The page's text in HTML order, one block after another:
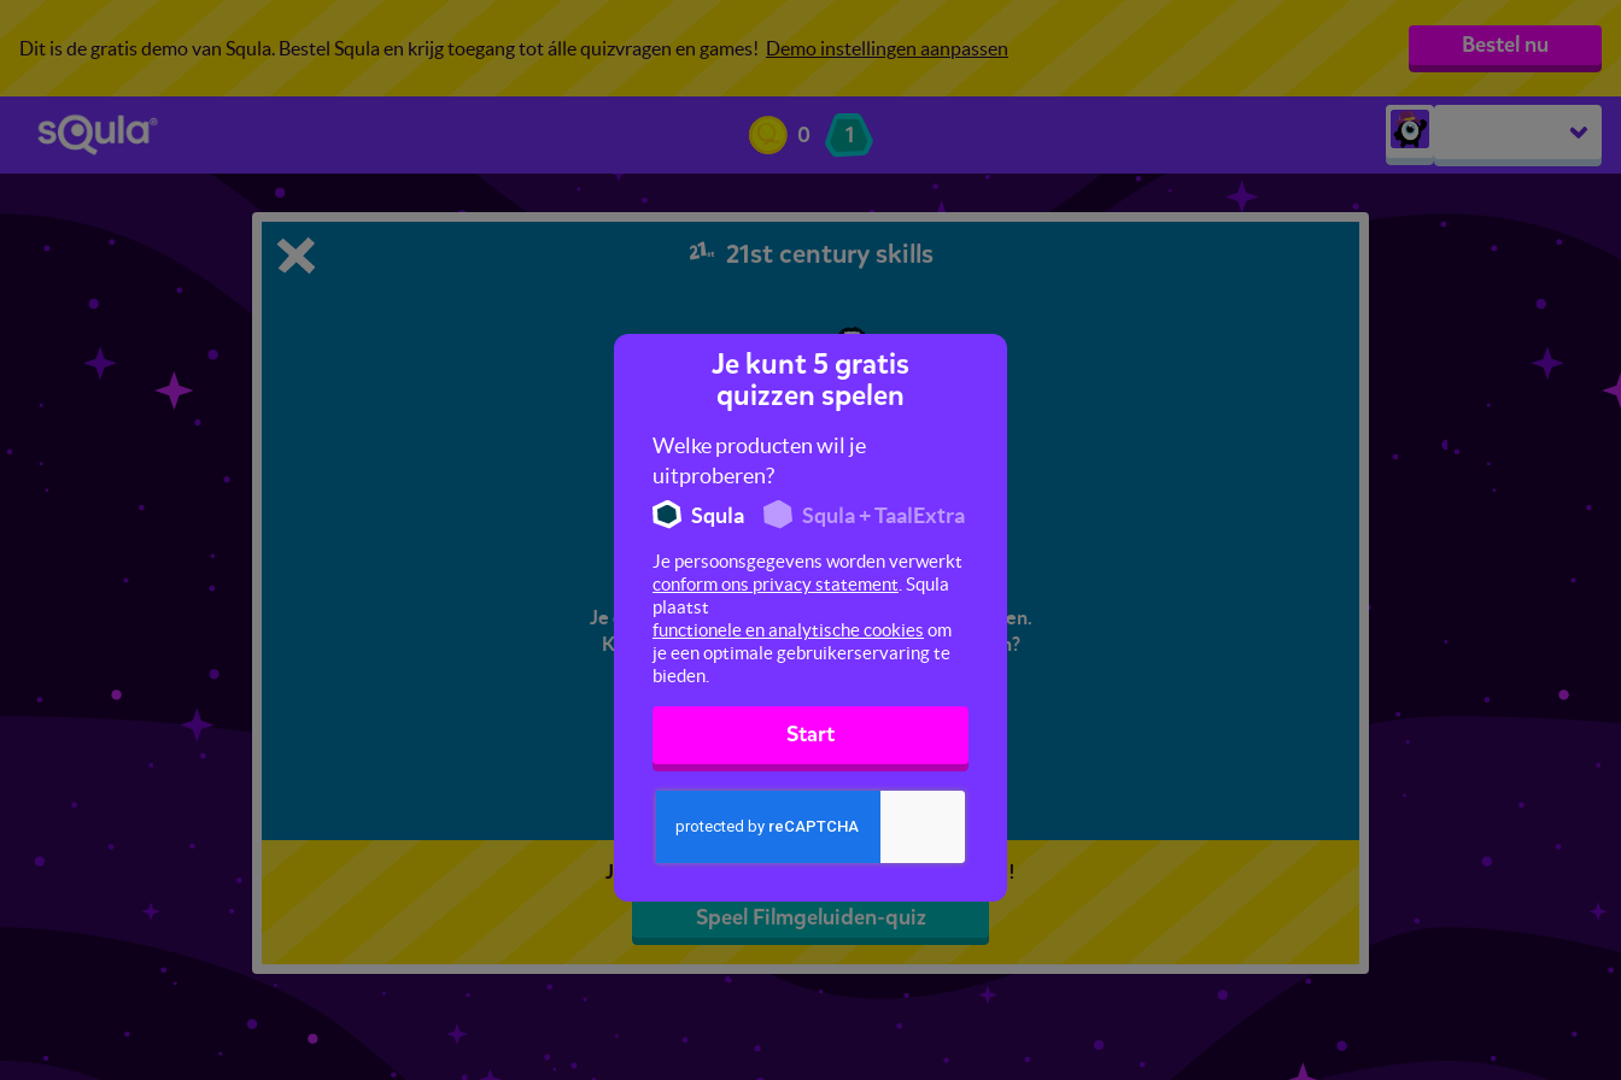
Dit is de gratis demo van Squla. Bestel Squla en krijg toegang tot álle quizvragen en games! Demo instellingen aanpassen Bestel nu
0 1
groep 1
groep 4
groep 5
21st century skills
Je oren worden in films vaak voor de gek gehouden.
Kun jij raden hoe deze filmgeluiden gemaakt zijn?
Je kunt 5 gratis quizzen spelen. Speel de eerste!
Speel Filmgeluiden-quiz
Je kunt 5 gratis
quizzen spelen
Welke producten wil je
uitproberen?
Squla
Squla + TaalExtra
Je persoonsgegevens worden verwerkt
conform ons privacy statement . Squla
plaatst
functionele en analytische cookies om
je een optimale gebruikerservaring te
bieden.
Start